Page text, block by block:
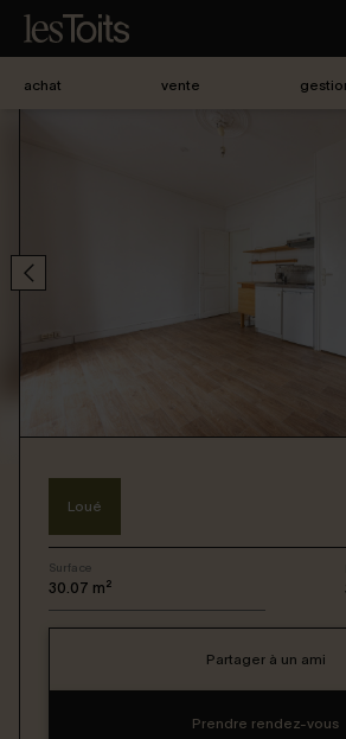
Connexion / Inscription
achat vente
Loué
Surface
30.07 m²
Partager à un ami
Prendre rendez-vous